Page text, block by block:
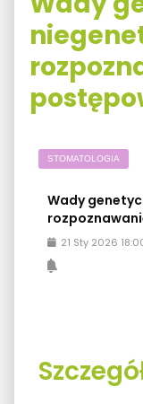
STOMATOLOGIA
Wady
21 Sty 2026